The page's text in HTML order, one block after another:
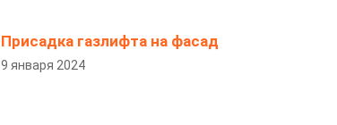
Присадка газлифта на фасад
9 января 2024